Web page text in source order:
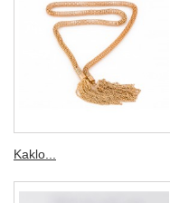
Kaklo...